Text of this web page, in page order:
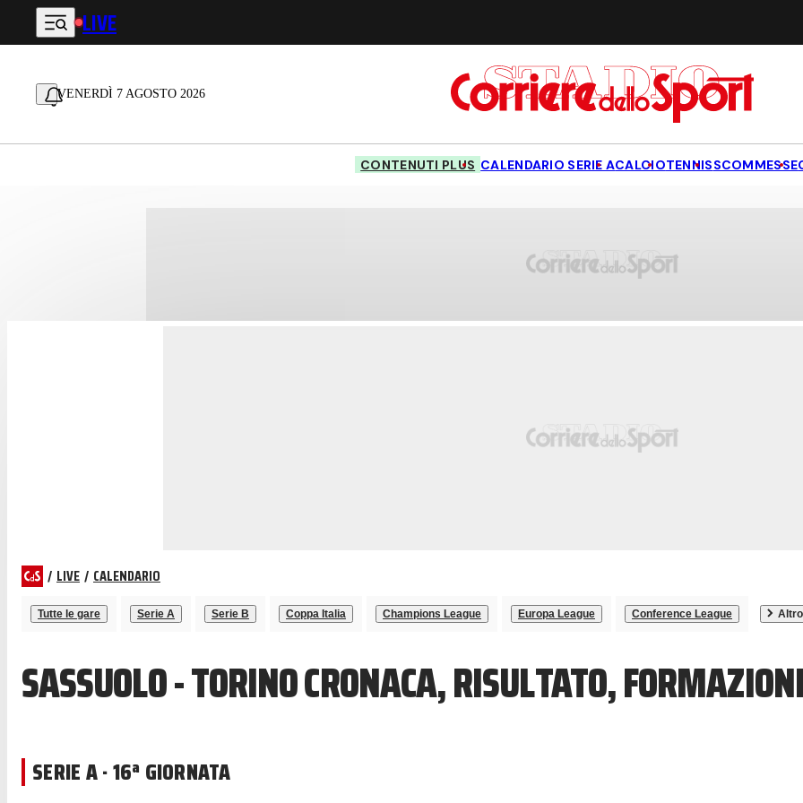
Vai al contenuto principale
LIVE
VENERDÌ 7 AGOSTO 2026
CONTENUTI PLUS CALENDARIO SERIE ACALCIOTENNISSCOMMESSE
/ LIVE / CALENDARIO
Tutte le gare Serie A Serie B Coppa Italia Champions League Europa League Conference League Altro
SASSUOLO - TORINO CRONACA, RISULTATO,
SERIE A · 16ª GIORNATA